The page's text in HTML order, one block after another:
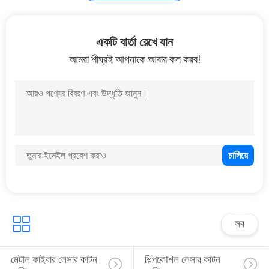
ফাইবার লেসার উৎস
লেজার মেশিন পার্টস
17
একটি বার্তা রেখে যান
আমরা শীঘ্রই আপনাকে আবার কল করব!
সব
মেটাল ফাইবার লেসার কাটন
শিল্পকৌশল লেসার কাটন